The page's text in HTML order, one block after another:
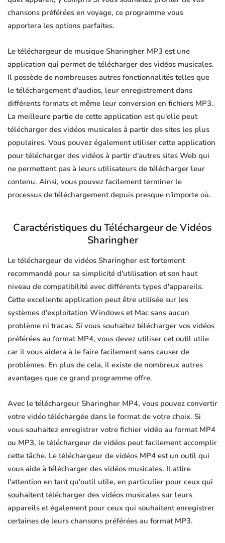
chansons préférées en voyage, ce programme vous
apportera les options parfaites.
Le téléchargeur de musique Sharingher MP3 est une
application qui permet de télécharger des vidéos musicales.
Il possède de nombreuses autres fonctionnalités telles que
le téléchargement d'audios, leur enregistrement dans
différents formats et même leur conversion en fichiers MP3.
La meilleure partie de cette application est qu'elle peut
télécharger des vidéos musicales à partir des sites les plus
populaires. Vous pouvez également utiliser cette application
pour télécharger des vidéos à partir d'autres sites Web qui
ne permettent pas à leurs utilisateurs de télécharger leur
contenu. Ainsi, vous pouvez facilement terminer le
processus de téléchargement depuis presque n'importe où.
Caractéristiques du Téléchargeur de Vidéos
Sharingher
Le téléchargeur de vidéos Sharingher est fortement
recommandé pour sa simplicité d'utilisation et son haut
niveau de compatibilité avec différents types d'appareils.
Cette excellente application peut être utilisée sur les
systèmes d'exploitation Windows et Mac sans aucun
problème ni tracas. Si vous souhaitez télécharger vos vidéos
préférées au format MP4, vous devez utiliser cet outil utile
car il vous aidera à le faire facilement sans causer de
problèmes. En plus de cela, il existe de nombreux autres
avantages que ce grand programme offre.
Avec le téléchargeur Sharingher MP4, vous pouvez convertir
votre vidéo téléchargée dans le format de votre choix. Si
vous souhaitez enregistrer votre fichier vidéo au format MP4
ou MP3, le téléchargeur de vidéos peut facilement accomplir
cette tâche. Le téléchargeur de vidéos MP4 est un outil qui
vous aide à télécharger des vidéos musicales. Il attire
l'attention en tant qu'outil utile, en particulier pour ceux qui
souhaitent télécharger des vidéos musicales sur leurs
appareils et également pour ceux qui souhaitent enregistrer
certaines de leurs chansons préférées au format MP3.